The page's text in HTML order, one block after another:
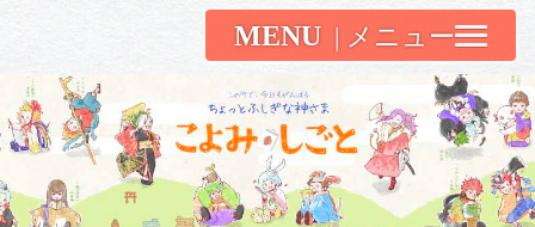
MENU
こよみしごと〔和原ハト〕